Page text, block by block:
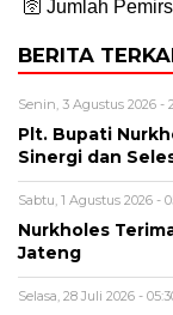
🛜 Jumlah
BERITA
Senin, 3 Agustus 2026 -
Plt. Bupati
Sinergi dan
Sabtu, 1 Agustus 2026 -
Nurkholes
Jateng
Selasa, 28 Juli 2026 -